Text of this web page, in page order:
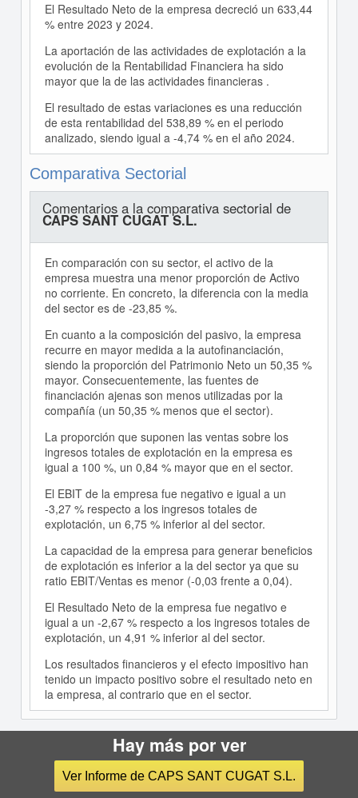
El Resultado Neto de la empresa decreció un 633,44
% entre 2023 y 2024.
La aportación de las actividades de explotación a la
evolución de la Rentabilidad Financiera ha sido
mayor que la de las actividades financieras .
El resultado de estas variaciones es una reducción
de esta rentabilidad del 538,89 % en el periodo
analizado, siendo igual a -4,74 % en el año 2024.
Comparativa Sectorial
Comentarios a la comparativa sectorial de
CAPS SANT CUGAT S.L.
En comparación con su sector, el activo de la
empresa muestra una menor proporción de Activo
no corriente. En concreto, la diferencia con la media
del sector es de -23,85 %.
En cuanto a la composición del pasivo, la empresa
recurre en mayor medida a la autofinanciación,
siendo la proporción del Patrimonio Neto un 50,35 %
mayor. Consecuentemente, las fuentes de
financiación ajenas son menos utilizadas por la
compañía (un 50,35 % menos que el sector).
La proporción que suponen las ventas sobre los
ingresos totales de explotación en la empresa es
igual a 100 %, un 0,84 % mayor que en el sector.
El EBIT de la empresa fue negativo e igual a un
-3,27 % respecto a los ingresos totales de
explotación, un 6,75 % inferior al del sector.
La capacidad de la empresa para generar beneficios
de explotación es inferior a la del sector ya que su
ratio EBIT/Ventas es menor (-0,03 frente a 0,04).
El Resultado Neto de la empresa fue negativo e
igual a un -2,67 % respecto a los ingresos totales de
explotación, un 4,91 % inferior al del sector.
Los resultados financieros y el efecto impositivo han
tenido un impacto positivo sobre el resultado neto en
la empresa, al contrario que en el sector.
Empresas similares aCAPS
SANT CUGAT S.L.en
BARCELONA
Hay más por ver
Ver Informe de CAPS SANT CUGAT S.L.